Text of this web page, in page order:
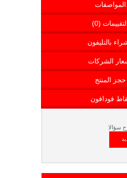
المواصفات
(0)
بالتليفون
الشركات
حجز المنتج
فودافون
سؤالا